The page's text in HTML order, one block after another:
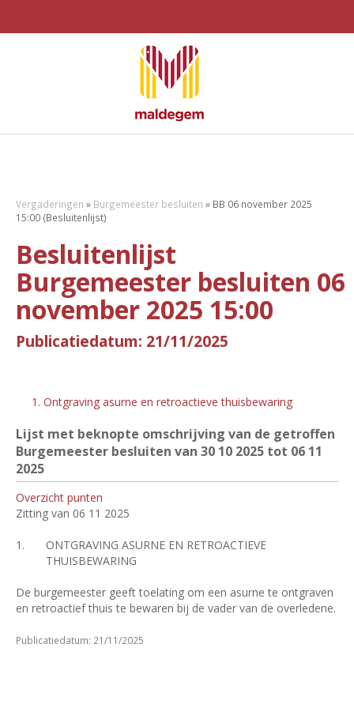
Vergaderingen » Burgemeester besluiten » BB 06 november 2025
15:00 (Besluitenlijst)
Besluitenlijst
Burgemeester besluiten 06
november 2025 15:00
Publicatiedatum: 21/11/2025
1. Ontgraving asurne en retroactieve thuisbewaring
Lijst met beknopte omschrijving van de getroffen
Burgemeester besluiten van 30 10 2025 tot 06 11
2025
Overzicht punten
Zitting van 06 11 2025
1.
ONTGRAVING ASURNE EN RETROACTIEVE
THUISBEWARING
De burgemeester geeft toelating om een asurne te ontgraven
en retroactief thuis te bewaren bij de vader van de overledene.
Publicatiedatum: 21/11/2025